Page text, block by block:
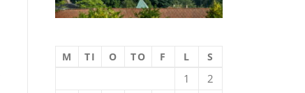
M TI O TO F L S
1
2